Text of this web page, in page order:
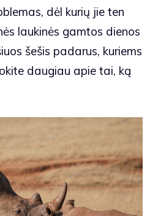
dėl kurių jie ten
laukinės gamtos dienos
šešis padarus, kuriems
daugiau apie tai, ką